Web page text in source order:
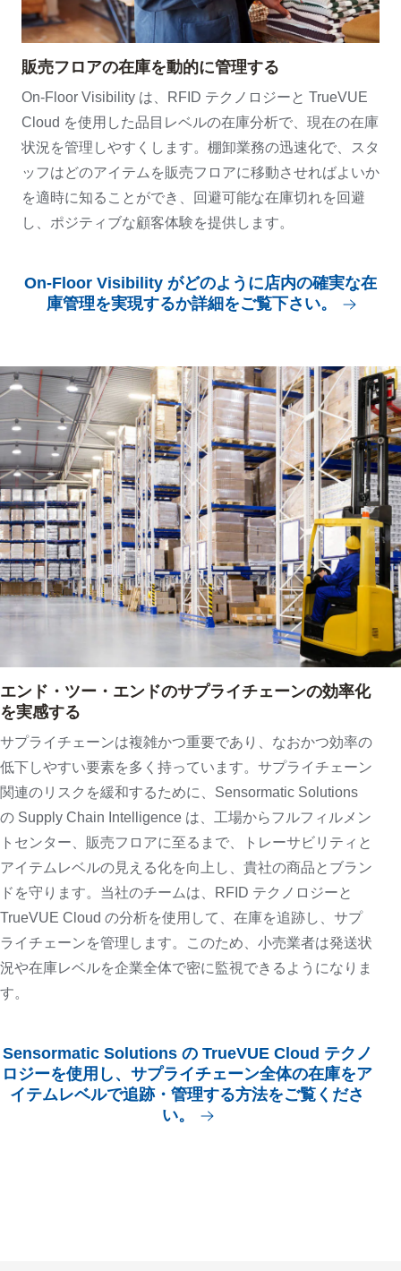
販売フロアの在庫を動的に管理する
On-Floor Visibility は、RFID テクノロジーと TrueVUE
Cloud を使用した品目レベルの在庫分析で、現在の在庫
状況を管理しやすくします。棚卸業務の迅速化で、スタ
ッフはどのアイテムを販売フロアに移動させればよいか
を適時に知ることができ、回避可能な在庫切れを回避
し、ポジティブな顧客体験を提供します。
On-Floor Visibility がどのように店内の確実な在
庫管理を実現するか詳細をご覧下さい。
エンド・ツー・エンドのサプライチェーンの効率化
を実感する
サプライチェーンは複雑かつ重要であり、なおかつ効率の
低下しやすい要素を多く持っています。サプライチェーン
関連のリスクを緩和するために、Sensormatic Solutions
の Supply Chain Intelligence は、工場からフルフィルメン
トセンター、販売フロアに至るまで、トレーサビリティと
アイテムレベルの見える化を向上し、貴社の商品とブラン
ドを守ります。当社のチームは、RFID テクノロジーと
TrueVUE Cloud の分析を使用して、在庫を追跡し、サプ
ライチェーンを管理します。このため、小売業者は発送状
況や在庫レベルを企業全体で密に監視できるようになりま
す。
Sensormatic Solutions の TrueVUE Cloud テクノ
ロジーを使用し、サプライチェーン全体の在庫をア
イテムレベルで追跡・管理する方法をご覧くださ
い。